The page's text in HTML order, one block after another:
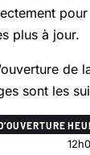
plus à jour.
de
sont les